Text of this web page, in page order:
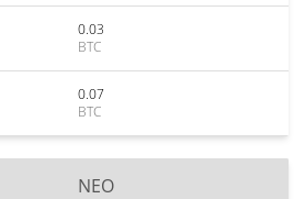
0.03
BTC
0.07
BTC
NEO